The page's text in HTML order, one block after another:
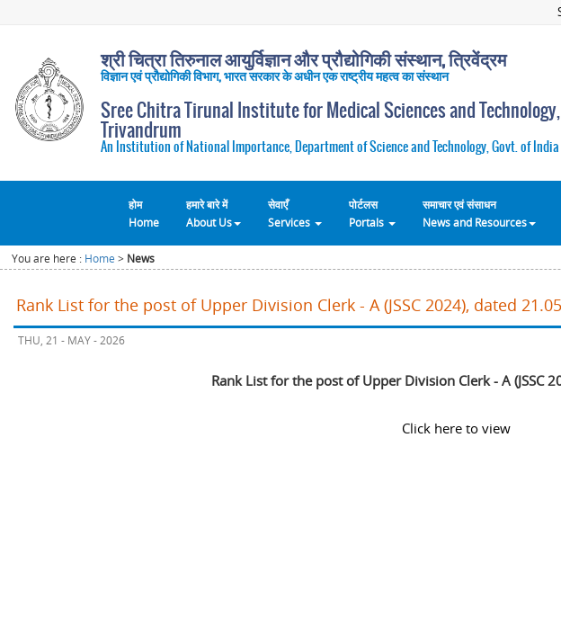
श्री चित्रा तिरुनाल आयुर्विज्ञान और प्रौद्योगिकी संस्थान, त्रिवेंद्रम
विज्ञान एवं प्रौद्योगिकी विभाग, भारत सरकार के अधीन एक राष्ट्रीय महत्व का संस्थान
Sree Chitra Tirunal Institute for Medical Sciences and Technology,
Trivandrum
An Institution of National Importance, Department of Science and Technology, Govt. of India
होम
Home
हमारे बारे में
About Us
सेवाएँ
Services
पोर्टलस
Portals
समाचार एवं संसाधन
News and Resources
You are here : Home > News
Rank List for the post of Upper Division Clerk - A (JSSC 2024), dated
THU, 21 - MAY - 2026
Rank List for the post of Upper Division Clerk - A (JSSC
Click here to view